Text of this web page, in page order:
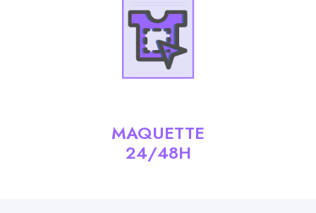
MAQUETTE
24/48H